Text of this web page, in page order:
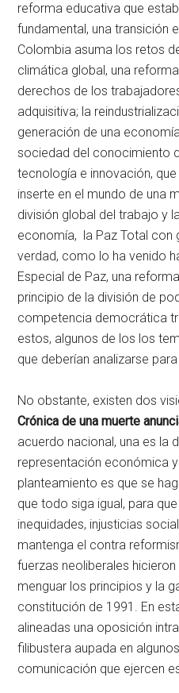
reforma educativa que
fundamental, una transición
Colombia asuma los retos
climática global, una
derechos de los
adquisitiva; la
generación de una
sociedad del conocimiento
tecnología e innovación,
inserte en el mundo de una
división global del trabajo y
economía, la Paz Total con
verdad, como lo ha venido
Especial de Paz, una
principio de la división de
competencia democrática
estos, algunos de los los
que deberían analizarse
No obstante, existen dos
Crónica de una muerte
acuerdo nacional, una es la
representación económica
planteamiento es que se
que todo siga igual, para
inequidades, injusticias
mantenga el contra
fuerzas neoliberales
menguar los principios y la
constitución de 1991. En
alineadas una oposición
filibustera aupada en
comunicación que ejercen